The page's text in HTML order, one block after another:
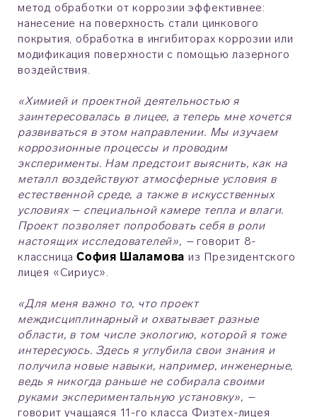
метод обработки от коррозии эффективнее:
нанесение на поверхность стали цинкового
покрытия, обработка в ингибиторах коррозии или
модификация поверхности с помощью лазерного
воздействия.
«Химией и проектной деятельностью я
заинтересовалась в лицее, а теперь мне хочется
развиваться в этом направлении. Мы изучаем
коррозионные процессы и проводим
эксперименты. Нам предстоит выяснить, как на
металл воздействуют атмосферные условия в
естественной среде, а также в искусственных
условиях – специальной камере тепла и влаги.
Проект позволяет попробовать себя в роли
настоящих исследователей», –говорит 8-
классница София Шаламова из Президентского
лицея «Сириус».
«Для меня важно то, что проект
междисциплинарный и охватывает разные
области, в том числе экологию, которой я тоже
интересуюсь. Здесь я углубила свои знания и
получила новые навыки, например, инженерные,
ведь я никогда раньше не собирала своими
руками экспериментальную установку», –
говорит учащаяся 11-го класса Физтех-лицея